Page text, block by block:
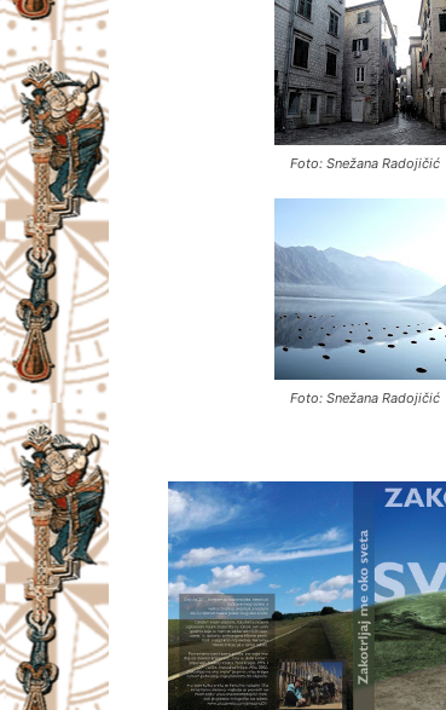
Foto: Snežana Radojičić
Foto: Snežana Radojičić